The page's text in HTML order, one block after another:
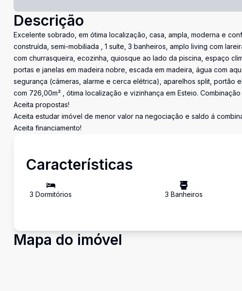
Descrição
Excelente sobrado, em ótima localização, casa, ampla, moderna e
construída, semi-mobiliada , 1 suíte, 3 banheiros, amplo living com
com churrasqueira, ecozinha, quiosque ao lado da piscina, espaço
portas e janelas em madeira nobre, escada em madeira, água com
segurança (câmeras, alarme e cerca elétrica), aparelhos split,
com 726,00m² , ótima localização e vizinhança em Esteio.
Aceita propostas!
Aceita estudar imóvel de menor valor na negociação e saldo á
Aceita financiamento!
Características
3 Dormitórios 3 Banheiros
Mapa do imóvel